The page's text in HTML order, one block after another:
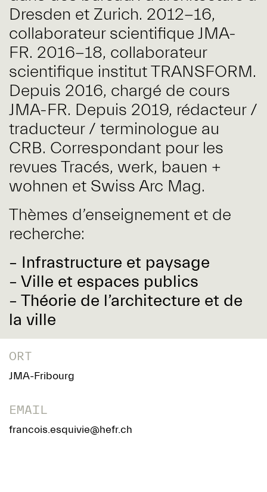
Dresden et Zurich. 2012-16,
collaborateur scientifique JMA-
FR. 2016-18, collaborateur
scientifique institut TRANSFORM.
Depuis 2016, chargé de cours
JMA-FR. Depuis 2019, rédacteur /
traducteur / terminologue au
CRB. Correspondant pour les
revues Tracés, werk, bauen +
wohnen et Swiss Arc Mag.
Thèmes d’enseignement et de
recherche:
– Infrastructure et paysage
– Ville et espaces publics
– Théorie de l’architecture et de
la ville
ORT
JMA-Fribourg
EMAIL
francois.esquivie@hefr.ch